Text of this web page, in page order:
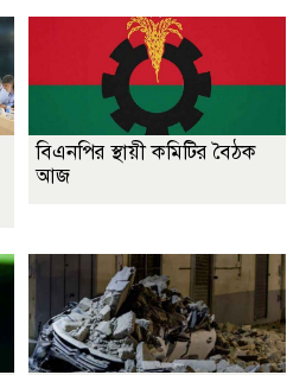
বিএনপির স্থায়ী কমিটির বৈঠক
আজ